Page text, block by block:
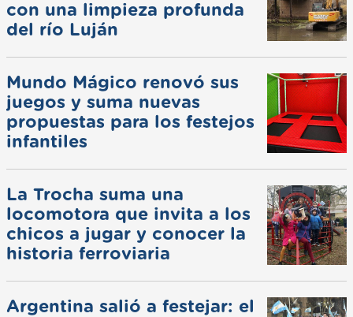
con una limpieza profunda
del río Luján
Mundo Mágico renovó sus
juegos y suma nuevas
propuestas para los festejos
infantiles
La Trocha suma una
locomotora que invita a los
chicos a jugar y conocer la
historia ferroviaria
Argentina salió a festejar: el